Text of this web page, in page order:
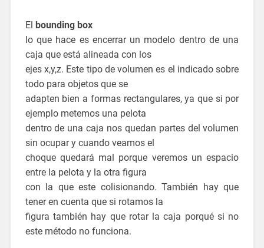
El bounding box
lo que hace es encerrar un modelo dentro de una
caja que está alineada con los
ejes x,y,z. Este tipo de volumen es el indicado sobre
todo para objetos que se
adapten bien a formas rectangulares, ya que si por
ejemplo metemos una pelota
dentro de una caja nos quedan partes del volumen
sin ocupar y cuando veamos el
choque quedará mal porque veremos un espacio
entre la pelota y la otra figura
con la que este colisionando. También hay que
tener en cuenta que si rotamos la
figura también hay que rotar la caja porqué si no
este método no funciona.